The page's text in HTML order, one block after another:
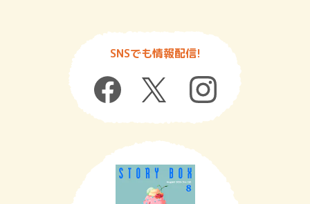
SNSでも情報配信!